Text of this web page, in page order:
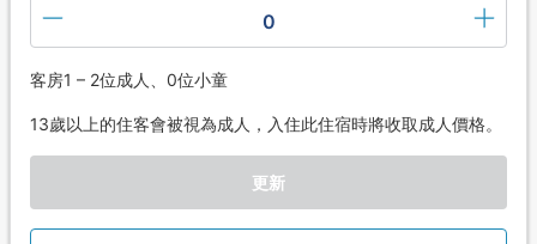
0
客房1 – 2位成人、0位小童
13歲以上的住客會被視為成人，入住此住宿時將收取成人價格。
更新